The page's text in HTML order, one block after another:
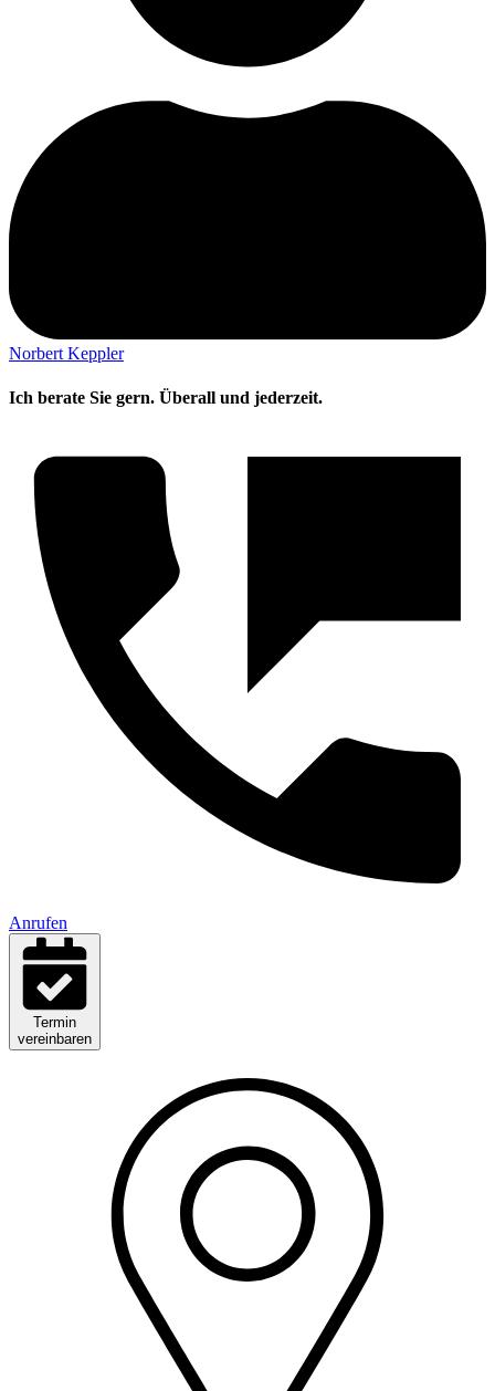
Norbert Keppler
Ich berate Sie gern. Überall und jederzeit.
Anrufen
Termin
vereinbaren